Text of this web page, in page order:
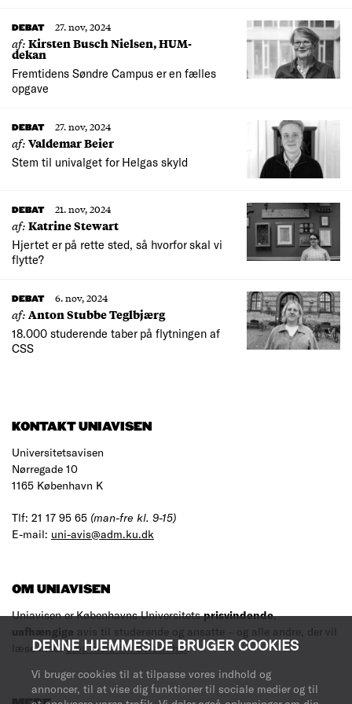
DENNE HJEMMESIDE BRUGER COOKIES
Vi bruger cookies til at tilpasse vores indhold og
annoncer, til at vise dig funktioner til sociale medier og til
DEBAT 27. nov, 2024
af:Kirsten Busch Nielsen, HUM-
dekan
Fremtidens Søndre Campus er en fælles
opgave
DEBAT 27. nov, 2024
af:Valdemar Beier
Stem til univalget for Helgas skyld
DEBAT 21. nov, 2024
af:Katrine Stewart
Hjertet er på rette sted, så hvorfor skal vi
flytte?
DEBAT 6. nov, 2024
af:Anton Stubbe Teglbjærg
18.000 studerende taber på flytningen af
CSS
KONTAKT UNIAVISEN
Universitetsavisen
Nørregade 10
1165 København K
Tlf: 21 17 95 65 (man-fre kl. 9-15)
E-mail: uni-avis@adm.ku.dk
OM UNIAVISEN
Uniavisen er Københavns Universitetsprisvindende,
uafhængige avis til studerende og ansatte – og alle andre, der vil
læse med.Læs mere om avisen her.